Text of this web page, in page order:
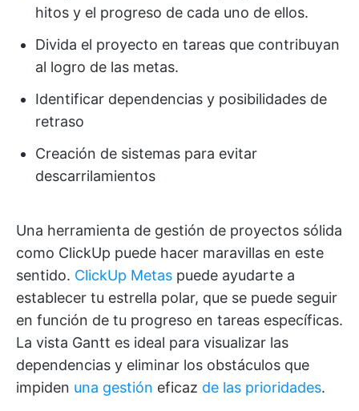
hitos y el progreso de cada uno de ellos.
Divida el proyecto en tareas que contribuyan
al logro de las metas.
Identificar dependencias y posibilidades de
retraso
Creación de sistemas para evitar
descarrilamientos
Una herramienta de gestión de proyectos sólida
como ClickUp puede hacer maravillas en este
sentido. ClickUp Metas puede ayudarte a
establecer tu estrella polar, que se puede seguir
en función de tu progreso en tareas específicas.
La vista Gantt es ideal para visualizar las
dependencias y eliminar los obstáculos que
impiden una gestión eficaz de las prioridades.